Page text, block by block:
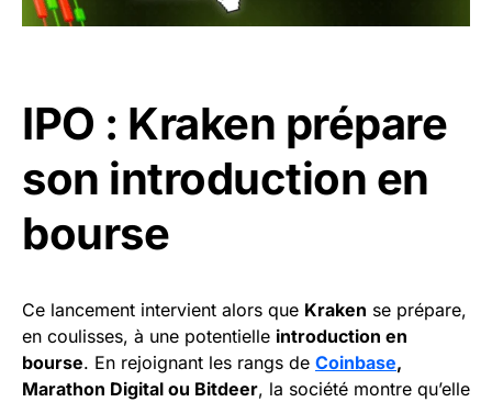
IPO : Kraken prépare
son introduction en
bourse
Ce lancement intervient alors que Kraken se prépare,
en coulisses, à une potentielle introduction en
bourse. En rejoignant les rangs de Coinbase,
Marathon Digital ou Bitdeer, la société montre qu’elle